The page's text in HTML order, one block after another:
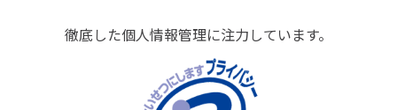
徹底した個人情報管理に注力しています。